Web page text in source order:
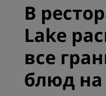
В
Lake
все
блюд на